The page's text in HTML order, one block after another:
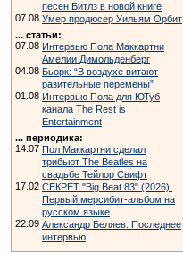
песен Битлз в новой книге
07.08 Умер продюсер Уильям Орбит
... статьи:
07.08 Интервью Пола Маккартни
Амелии Димольденберг
04.08 Бьорк: “В воздухе витают
разительные перемены”
01.08 Интервью Пола для ЮТуб
канала The Rest is
Entertainment
... периодика:
14.07 Пол Маккартни сделал
трибьют The Beatles на
свадьбе Тейлор Свифт
17.02 СЕКРЕТ "Big Beat 83" (2026).
Первый мерсибит-альбом на
русском языке
22.09 Александр Беляев. Последнее
интервью